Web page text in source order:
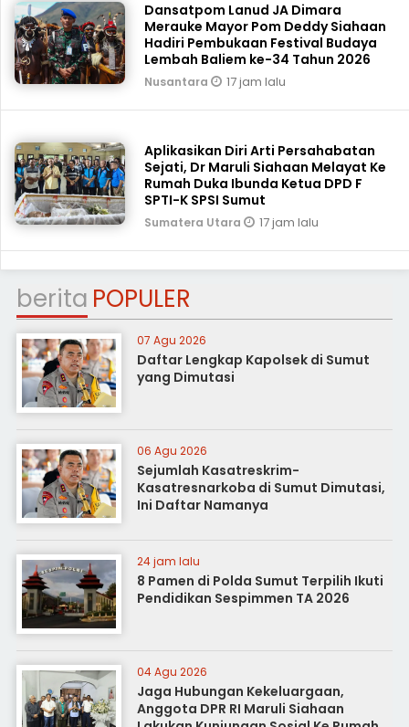
Dansatpom Lanud JA Dimara
Merauke Mayor Pom Deddy Siahaan
Hadiri Pembukaan Festival Budaya
Lembah Baliem ke-34 Tahun 2026
Nusantara 17 jam lalu
Aplikasikan Diri Arti Persahabatan
Sejati, Dr Maruli Siahaan Melayat Ke
Rumah Duka Ibunda Ketua DPD F
SPTI-K SPSI Sumut
Sumatera Utara 17 jam lalu
berita POPULER
07 Agu 2026
Daftar Lengkap Kapolsek di Sumut
yang Dimutasi
06 Agu 2026
Sejumlah Kasatreskrim-
Kasatresnarkoba di Sumut Dimutasi,
Ini Daftar Namanya
24 jam lalu
8 Pamen di Polda Sumut Terpilih Ikuti
Pendidikan Sespimmen TA 2026
04 Agu 2026
Jaga Hubungan Kekeluargaan,
Anggota DPR RI Maruli Siahaan